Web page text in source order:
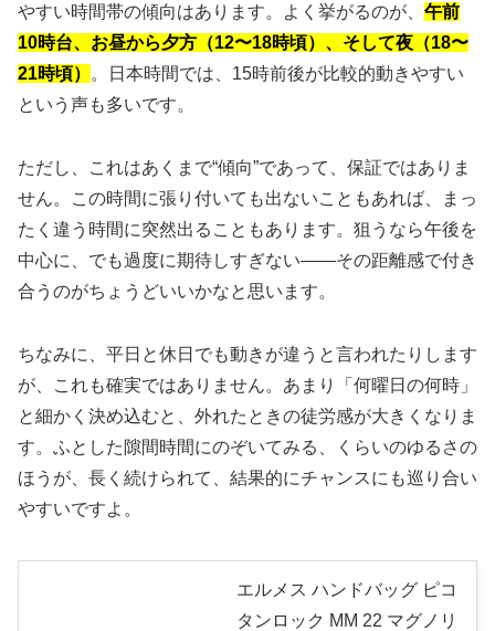
やすい時間帯の傾向はあります。よく挙がるのが、 午前
10時台、お昼から夕方（12〜18時頃）、そして夜（18〜
21時頃）
。日本時間では、15時前後が比較的動きやすい
という声も多いです。
ただし、これはあくまで“傾向”であって、保証ではありま
せん。この時間に張り付いても出ないこともあれば、まっ
たく違う時間に突然出ることもあります。狙うなら午後を
中心に、でも過度に期待しすぎない——その距離感で付き
合うのがちょうどいいかなと思います。
ちなみに、平日と休日でも動きが違うと言われたりします
が、これも確実ではありません。あまり「何曜日の何時」
と細かく決め込むと、外れたときの徒労感が大きくなりま
す。ふとした隙間時間にのぞいてみる、くらいのゆるさの
ほうが、長く続けられて、結果的にチャンスにも巡り合い
やすいですよ。
エルメス ハンドバッグ ピコ
タンロック MM 22 マグノリ